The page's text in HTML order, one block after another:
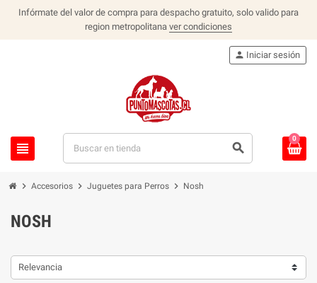
Infórmate del valor de compra para despacho gratuito, solo valido para
region metropolitana ver condiciones
view_headline search
person Iniciar sesión
0
chevron_right Accesorios chevron_right Juguetes para Perros chevron_right Nosh
NOSH
Relevancia